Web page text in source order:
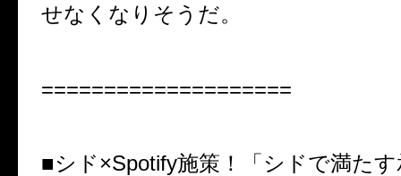
せなくなりそうだ。
====================
■シド×Spotify施策！「シドで満た